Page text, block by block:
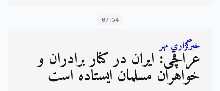
07:54
خبرگزاری مهر
عراقچی: ایران در کنار برادران و
خواهران مسلمان ایستاده است